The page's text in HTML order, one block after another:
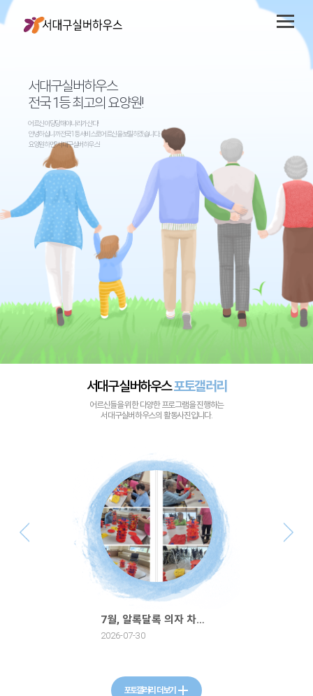
서대구실버하우스
전국 1등 최고의 요양원!
어르신이 당당해야 나라가 산다!
안녕하십니까 전국 1등 서비스로 어르신을 보필하겠습니다.
요양원 하면? 서대구실버하우스!
서대구실버하우스포토갤러리
어르신들을 위한 다양한 프로그램을 진행하는
서대구실버하우스의 활동사진입니다.
7월, 알록달록 의자 차곡차곡 쌓기~
2026-07-30
포토갤러리 더보기